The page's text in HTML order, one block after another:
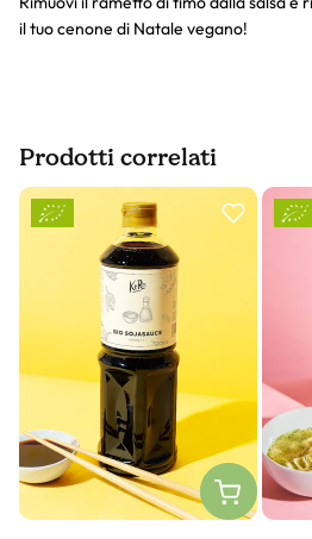
il tuo cenone di Natale vegano!
Prodotti correlati
Slider prodotto